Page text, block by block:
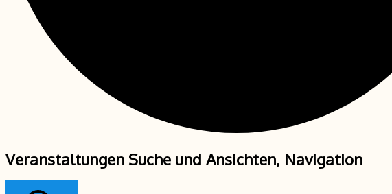
Veranstaltungen
für
Veranstaltungen Suche und Ansichten, Navigation